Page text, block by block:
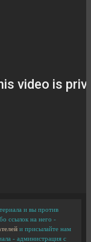
и вы против
ссылок на него -
и присылайте нам
- администрация с